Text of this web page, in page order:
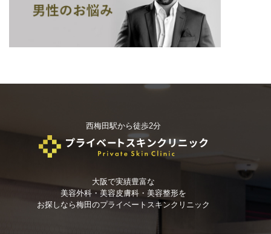
西梅田駅から徒歩2分
大阪で実績豊富な
美容外科・美容皮膚科・美容整形を
お探しなら梅田のプライベートスキンクリニック